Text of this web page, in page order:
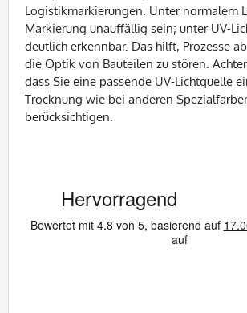
Logistikmarkierungen. Unter normalem
Markierung unauffällig sein; unter UV-
deutlich erkennbar. Das hilft, Prozesse
die Optik von Bauteilen zu stören.
dass Sie eine passende UV-Lichtquelle
Trocknung wie bei anderen
berücksichtigen.